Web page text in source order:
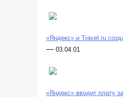
«Яндекс» и Travel.ru
— 03.04.01
«Яндекс» вводит плату